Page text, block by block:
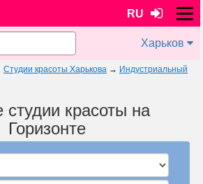
RU
Харьков
Студии красоты Харькова → Индустриальный
красоты на
Горизонте